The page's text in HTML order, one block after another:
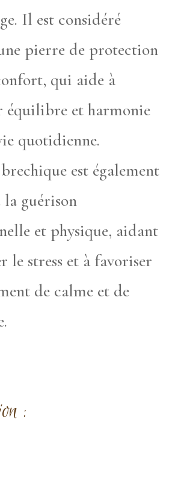
Il est considéré
pierre de protection
qui aide à
équilibre et harmonie
quotidienne.
est également
la guérison
et physique, aidant
le stress et à favoriser
de calme et de
: